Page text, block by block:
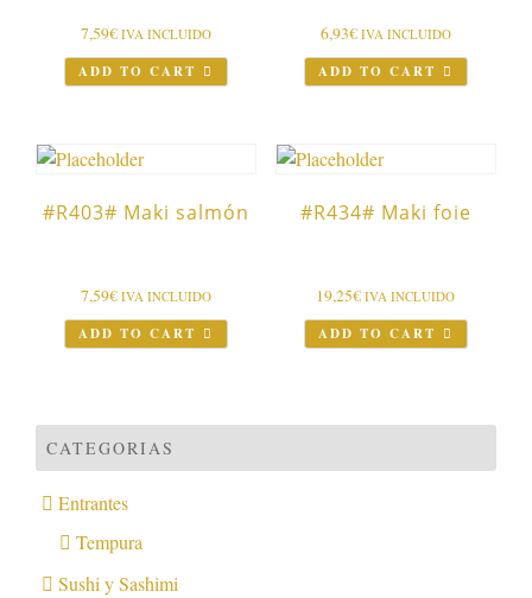
7,59€ IVA INCLUIDO
ADD TO CART
6,93€ IVA INCLUIDO
ADD TO CART
#R403# Maki salmón
7,59€ IVA INCLUIDO
ADD TO CART
#R434# Maki foie
19,25€ IVA INCLUIDO
ADD TO CART
CATEGORIAS
Entrantes
Tempura
Sushi y Sashimi